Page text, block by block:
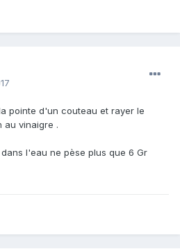
pointe d'un couteau et rayer le
au vinaigre .
l'eau ne pèse plus que 6 Gr